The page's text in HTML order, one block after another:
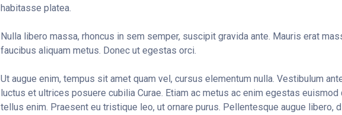
habitasse platea.
Nulla libero massa, rhoncus in sem semper, suscipit gravida ante. Mauris erat
faucibus aliquam metus. Donec ut egestas orci.
Ut augue enim, tempus sit amet quam vel, cursus elementum nulla. Vestibulum
luctus et ultrices posuere cubilia Curae. Etiam ac metus ac enim egestas
tellus enim. Praesent eu tristique leo, ut ornare purus. Pellentesque augue libero,